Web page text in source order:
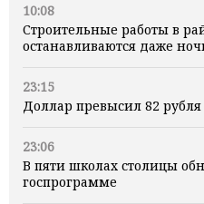
10:08
Строительные работы в
останавливаются даже
23:15
Доллар превысил 82
23:06
В пяти школах столицы
госпрограмме